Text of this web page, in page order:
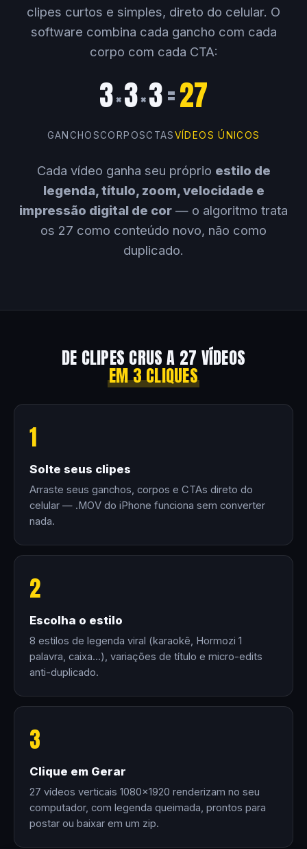
clipes curtos e simples, direto do celular. O
software combina cada gancho com cada
corpo com cada CTA:
3×3×3=27
GANCHOSCORPOSCTASVÍDEOS ÚNICOS
Cada vídeo ganha seu próprio estilo de
legenda, título, zoom, velocidade e
impressão digital de cor — o algoritmo trata
os 27 como conteúdo novo, não como
duplicado.
DE CLIPES CRUS A 27 VÍDEOS
EM 3 CLIQUES
1
Solte seus clipes
Arraste seus ganchos, corpos e CTAs direto do
celular — .MOV do iPhone funciona sem converter
nada.
2
Escolha o estilo
8 estilos de legenda viral (karaokê, Hormozi 1
palavra, caixa…), variações de título e micro-edits
anti-duplicado.
3
Clique em Gerar
27 vídeos verticais 1080×1920 renderizam no seu
computador, com legenda queimada, prontos para
postar ou baixar em um zip.